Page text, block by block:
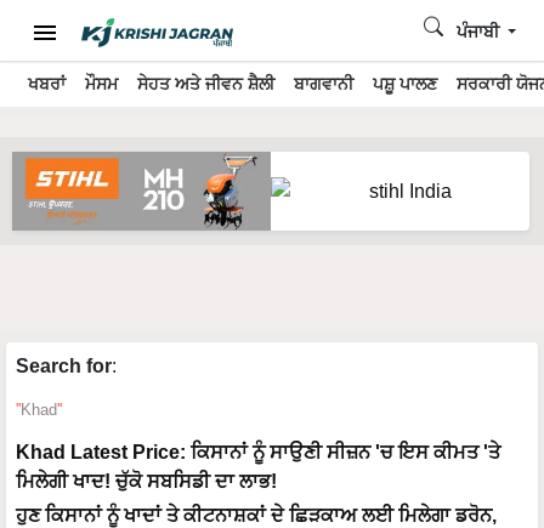
ਖਬਰਾਂ ਮੌਸਮ ਸੇਹਤ ਅਤੇ ਜੀਵਨ ਸ਼ੈਲੀ ਬਾਗਵਾਨੀ ਪਸ਼ੂ ਪਾਲਣ ਸਰਕਾਰੀ
ਪੰਜਾਬੀ
Search for:
Khad
Khad Latest Price: ਕਿਸਾਨਾਂ ਨੂੰ ਸਾਉਣੀ ਸੀਜ਼ਨ 'ਚ ਇਸ ਕੀਮਤ 'ਤੇ
ਮਿਲੇਗੀ ਖਾਦ! ਚੁੱਕੋ ਸਬਸਿਡੀ ਦਾ ਲਾਭ!
ਹੁਣ ਕਿਸਾਨਾਂ ਨੂੰ ਖਾਦਾਂ ਤੇ ਕੀਟਨਾਸ਼ਕਾਂ ਦੇ ਛਿੜਕਾਅ ਲਈ ਮਿਲੇਗਾ ਡਰੋਨ,